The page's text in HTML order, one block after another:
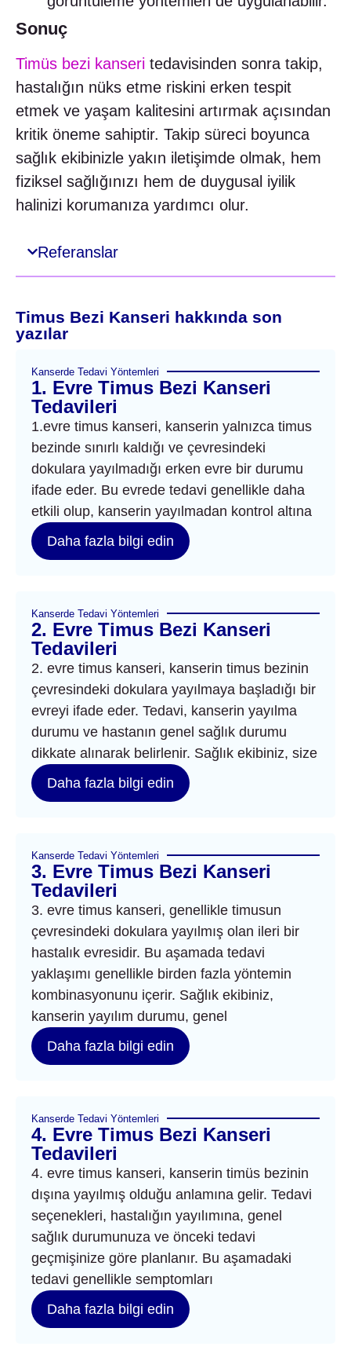
Sonuç
Timüs bezi kanseri tedavisinden sonra takip,
hastalığın nüks etme riskini erken tespit
etmek ve yaşam kalitesini artırmak açısından
kritik öneme sahiptir. Takip süreci boyunca
sağlık ekibinizle yakın iletişimde olmak, hem
fiziksel sağlığınızı hem de duygusal iyilik
halinizi korumanıza yardımcı olur.
Referanslar
Timus Bezi Kanseri hakkında son
yazılar
Kanserde Tedavi Yöntemleri
1. Evre Timus Bezi Kanseri
Tedavileri
1.evre timus kanseri, kanserin yalnızca timus
bezinde sınırlı kaldığı ve çevresindeki
dokulara yayılmadığı erken evre bir durumu
ifade eder. Bu evrede tedavi genellikle daha
etkili olup, kanserin yayılmadan kontrol altına
Daha fazla bilgi edin
Kanserde Tedavi Yöntemleri
2. Evre Timus Bezi Kanseri
Tedavileri
2. evre timus kanseri, kanserin timus bezinin
çevresindeki dokulara yayılmaya başladığı bir
evreyi ifade eder. Tedavi, kanserin yayılma
durumu ve hastanın genel sağlık durumu
dikkate alınarak belirlenir. Sağlık ekibiniz, size
Daha fazla bilgi edin
Kanserde Tedavi Yöntemleri
3. Evre Timus Bezi Kanseri
Tedavileri
3. evre timus kanseri, genellikle timusun
çevresindeki dokulara yayılmış olan ileri bir
hastalık evresidir. Bu aşamada tedavi
yaklaşımı genellikle birden fazla yöntemin
kombinasyonunu içerir. Sağlık ekibiniz,
kanserin yayılım durumu, genel
Daha fazla bilgi edin
Kanserde Tedavi Yöntemleri
4. Evre Timus Bezi Kanseri
Tedavileri
4. evre timus kanseri, kanserin timüs bezinin
dışına yayılmış olduğu anlamına gelir. Tedavi
seçenekleri, hastalığın yayılımına, genel
sağlık durumunuza ve önceki tedavi
geçmişinize göre planlanır. Bu aşamadaki
tedavi genellikle semptomları
Daha fazla bilgi edin